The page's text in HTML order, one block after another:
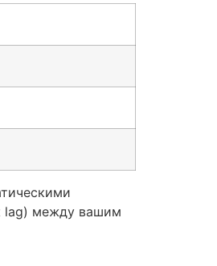
lag) между вашим